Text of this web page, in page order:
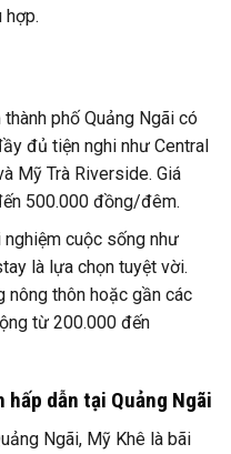
hợp.
phố Quảng Ngãi có
đủ tiện nghi như Central
Mỹ Trà Riverside. Giá
500.000 đồng/đêm.
nghiệm cuộc sống như
là lựa chọn tuyệt vời.
nông thôn hoặc gần các
từ 200.000 đến
hấp dẫn tại Quảng Ngãi
Ngãi, Mỹ Khê là bãi